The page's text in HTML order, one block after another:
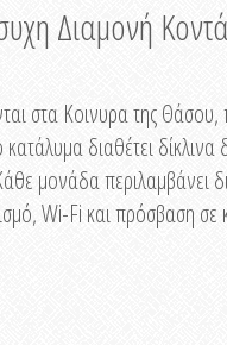
Διαμονή
στα Κοινυρα της
διαθέτει
μονάδα περιλαμβάνει
Wi-Fi και πρόσβαση σε